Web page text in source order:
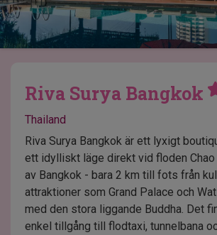
Riva Surya Bangkok
Thailand
Riva Surya Bangkok är ett lyxigt
ett idylliskt läge direkt vid floden Chao
av Bangkok - bara 2 km till fots från
attraktioner som Grand Palace och
med den stora liggande Buddha. Det
enkel tillgång till flodtaxi, tunnelbana